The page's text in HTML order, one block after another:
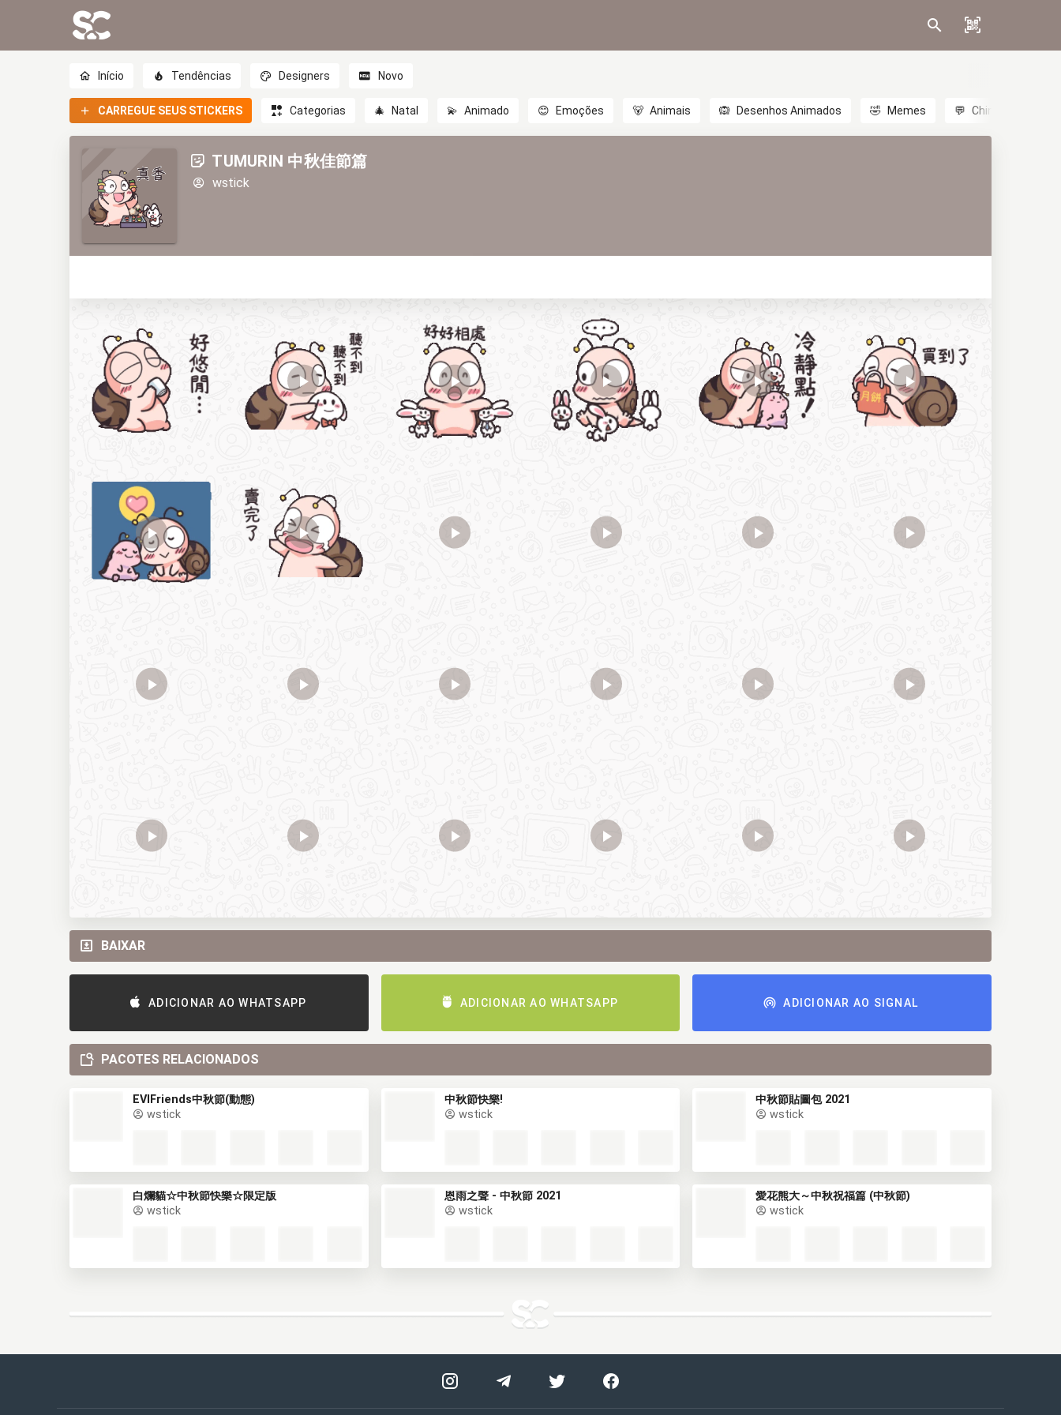
Início Tendências Designers Novo
CARREGUE SEUS STICKERS Categorias 🎄 Natal 💫 Animado 😊 Emoções 🐻 Animais 🙉 Desenhos Animados 🤣 Memes 💬 Chinês
TUMURIN 中秋佳節篇
wstick
BAIXAR
ADICIONAR AO WHATSAPP ADICIONAR AO WHATSAPP ADICIONAR AO SIGNAL
PACOTES RELACIONADOS
EVIFriends中秋節(動態)
wstick
中秋節快樂!
wstick
中秋節貼圖包 2021
wstick
白爛貓☆中秋節快樂☆限定版
wstick
恩雨之聲 - 中秋節 2021
wstick
愛花熊大～中秋祝福篇 (中秋節)
wstick